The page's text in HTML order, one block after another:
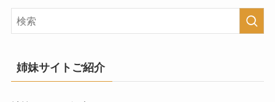
姉妹サイトご紹介